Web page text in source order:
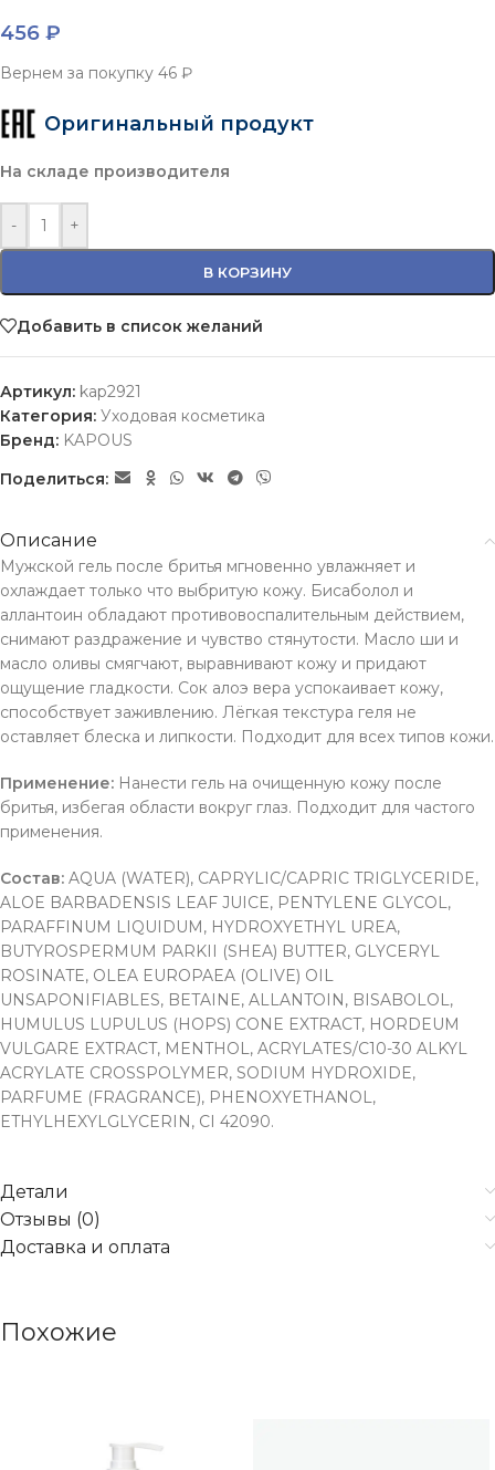
456 ₽
Вернем за покупку 46 ₽
Оригинальный продукт
На складе производителя
- +
В КОРЗИНУ
Добавить в список желаний
Артикул: kap2921
Категория: Уходовая косметика
Бренд: KAPOUS
Поделиться:
Описание
Мужской гель после бритья мгновенно увлажняет и
охлаждает только что выбритую кожу. Бисаболол и
аллантоин обладают противовоспалительным действием,
снимают раздражение и чувство стянутости. Масло ши и
масло оливы смягчают, выравнивают кожу и придают
ощущение гладкости. Сок алоэ вера успокаивает кожу,
способствует заживлению. Лёгкая текстура геля не
оставляет блеска и липкости. Подходит для всех типов кожи.
Применение: Нанести гель на очищенную кожу после
бритья, избегая области вокруг глаз. Подходит для частого
применения.
Состав: AQUA (WATER), CAPRYLIC/CAPRIC TRIGLYCERIDE,
ALOE BARBADENSIS LEAF JUICE, PENTYLENE GLYCOL,
PARAFFINUM LIQUIDUM, HYDROXYETHYL UREA,
BUTYROSPERMUM PARKII (SHEA) BUTTER, GLYCERYL
ROSINATE, OLEA EUROPAEA (OLIVE) OIL
UNSAPONIFIABLES, BETAINE, ALLANTOIN, BISABOLOL,
HUMULUS LUPULUS (HOPS) CONE EXTRACT, HORDEUM
VULGARE EXTRACT, MENTHOL, ACRYLATES/C10-30 ALKYL
ACRYLATE CROSSPOLYMER, SODIUM HYDROXIDE,
PARFUME (FRAGRANCE), PHENOXYETHANOL,
ETHYLHEXYLGLYCERIN, CI 42090.
Детали
Отзывы (0)
Доставка и оплата
Похожие